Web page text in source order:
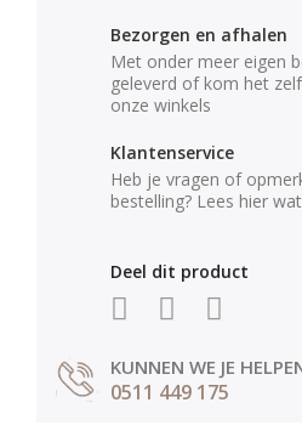
Bezorgen en afhalen
Met onder meer eigen
geleverd of kom het
onze winkels
Klantenservice
Heb je vragen of
bestelling? Lees hier
Deel dit product
KUNNEN WE JE
0511 449 175